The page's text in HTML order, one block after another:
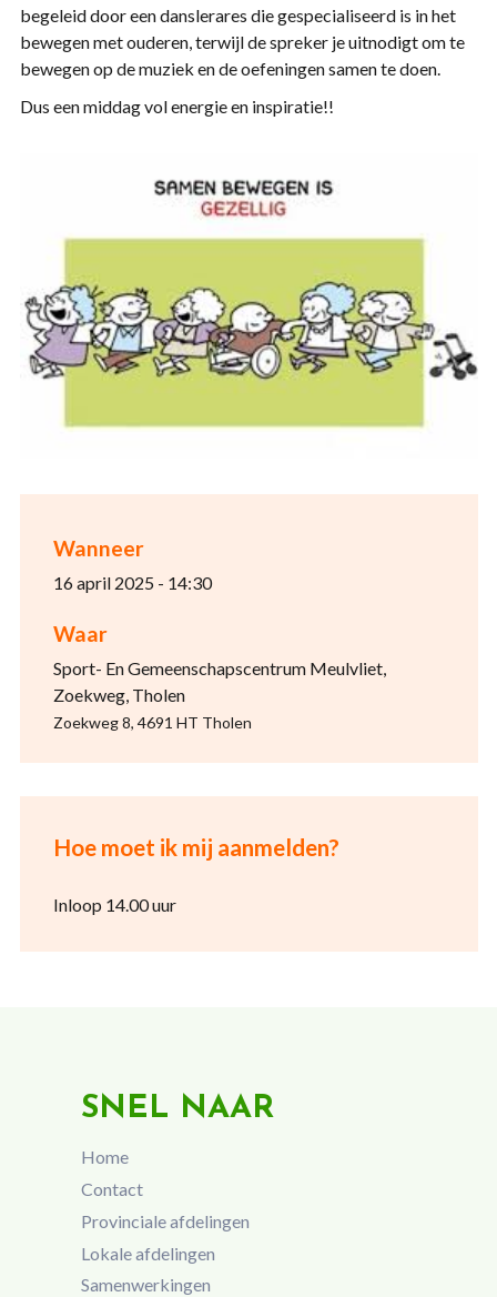
Wanneer
16 april 2025 - 14:30
Waar
Sport- En Gemeenschapscentrum Meulvliet,
Zoekweg, Tholen
Zoekweg 8, 4691 HT Tholen
Hoe moet ik mij aanmelden?
Inloop 14.00 uur
begeleid door een danslerares die gespecialiseerd is in het
bewegen met ouderen, terwijl de spreker je uitnodigt om te
bewegen op de muziek en de oefeningen samen te doen.
Dus een middag vol energie en inspiratie!!
SNEL NAAR
Home
Contact
Provinciale afdelingen
Lokale afdelingen
Samenwerkingen